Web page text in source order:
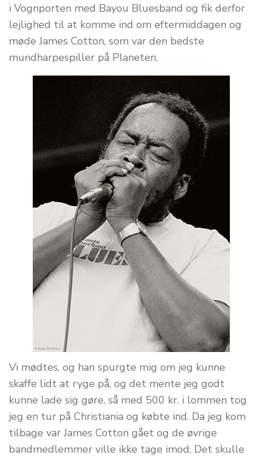
i Vognporten med Bayou Bluesband og fik derfor
lejlighed til at komme ind om eftermiddagen og
møde James Cotton, som var den bedste
mundharpespiller på Planeten.
Vi mødtes, og han spurgte mig om jeg kunne
skaffe lidt at ryge på, og det mente jeg godt
kunne lade sig gøre, så med 500 kr. i lommen tog
jeg en tur på Christiania og købte ind. Da jeg kom
tilbage var James Cotton gået og de øvrige
bandmedlemmer ville ikke tage imod. Det skulle